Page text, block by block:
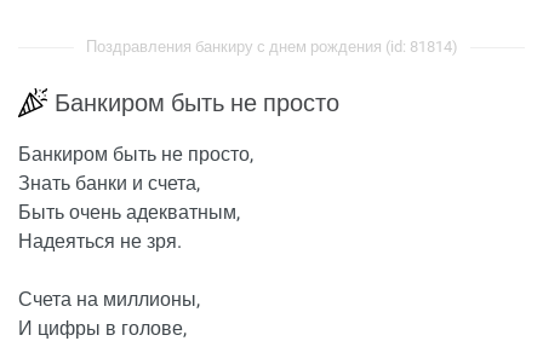
Поздравления банкиру с днем рождения (id: 81814)
Банкиром быть не просто
Банкиром быть не просто,
Знать банки и счета,
Быть очень адекватным,
Надеяться не зря.
Счета на миллионы,
И цифры в голове,